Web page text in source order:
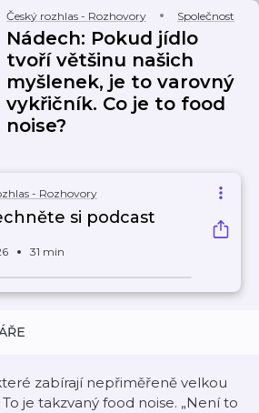
Český rozhlas - Rozhovory Společnost
Nádech: Pokud jídlo
tvoří většinu našich
myšlenek, je to varovný
vykřičník. Co je to food
noise?
- Rozhovory
si podcast
31 min
zabírají nepřiměřeně velkou
je takzvaný food noise. „Není to